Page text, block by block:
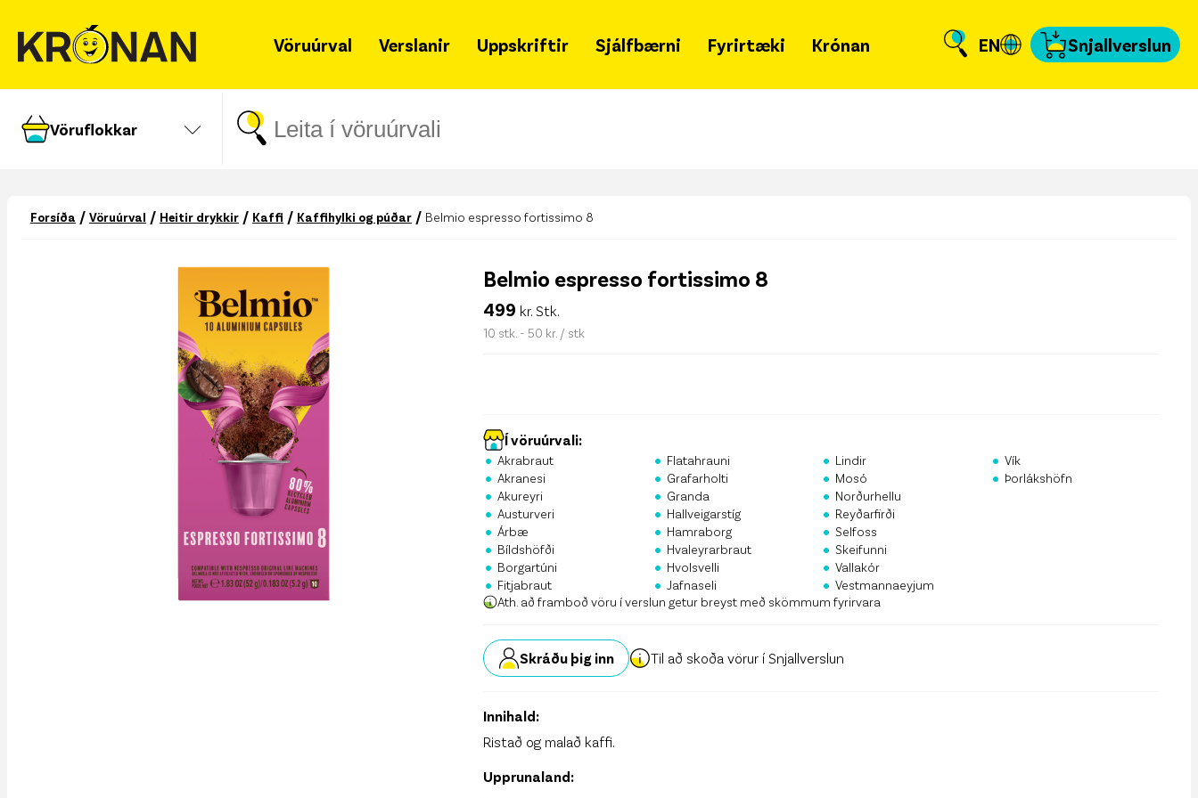
Vöruúrval Verslanir Uppskriftir Sjálfbærni
Matarsóun
Fyrirtæki Krónan
Skrá á póstlista
EN Snjallverslun
Vöruflokkar
Forsíða / Vöruúrval / Heitir drykkir / Kaffi / Kaffihylki og púðar / Belmio espresso fortissimo 8
Belmio espresso fortissimo 8
499 kr. Stk.
10 stk. - 50 kr. / stk
Í vöruúrvali:
• Akrabraut
• Akranesi
• Akureyri
• Austurveri
• Árbæ
• Bíldshöfði
• Borgartúni
• Fitjabraut
• Flatahrauni
• Grafarholti
• Granda
• Hallveigarstíg
• Hamraborg
• Hvaleyrarbraut
• Hvolsvelli
• Jafnaseli
• Lindir
• Mosó
• Norðurhellu
• Reyðarfirði
• Selfoss
• Skeifunni
• Vallakór
• Vestmannaeyjum
• Vík
• Þorlákshöfn
Ath. að framboð vöru í verslun getur breyst með skömmum fyrirvara
Skráðu þig inn Til að skoða vörur í Snjallverslun
Innihald:
Ristað og malað kaffi.
Upprunaland: